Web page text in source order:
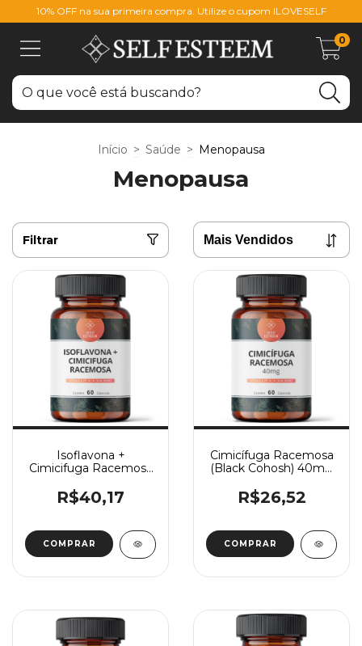
10% OFF na sua primeira compra. Utilize o cupom ILOVESELF
0
Início > Saúde > Menopausa
Menopausa
Filtrar
Isoflavona +
Cimicifuga Racemosa
R$40,17
Cimicífuga Racemosa
(Black Cohosh) 40mg
R$26,52